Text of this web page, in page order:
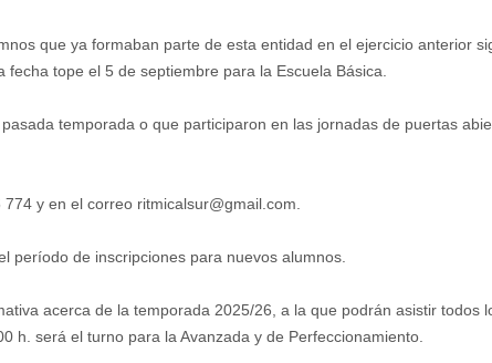
que ya formaban parte de esta entidad en el ejercicio anterior
tope el 5 de septiembre para la Escuela Básica.
temporada o que participaron en las jornadas de puertas
y en el correo ritmicalsur@gmail.com.
período de inscripciones para nuevos alumnos.
acerca de la temporada 2025/26, a la que podrán asistir todos
h. será el turno para la Avanzada y de Perfeccionamiento.